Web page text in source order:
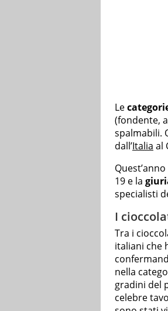
Le
(fondente,
spalmabili.
dall’Italia al
19 e la
specialisti
I
Tra i
italiani che
nella
gradini del
celebre